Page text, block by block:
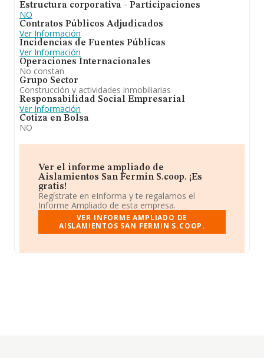
Estructura corporativa - Participaciones
NO
Contratos Públicos Adjudicados
Ver Información
Incidencias de Fuentes Públicas
Ver Información
Operaciones Internacionales
No constan
Grupo Sector
Construcción y actividades inmobiliarias
Responsabilidad Social Empresarial
Ver Información
Cotiza en Bolsa
NO
Ver el informe ampliado de
Aislamientos San Fermin S.coop. ¡Es
gratis!
Regístrate en eInforma y te regalamos el
Informe Ampliado de esta empresa.
VER INFORME AMPLIADO DE
AISLAMIENTOS SAN FERMIN S.COOP.